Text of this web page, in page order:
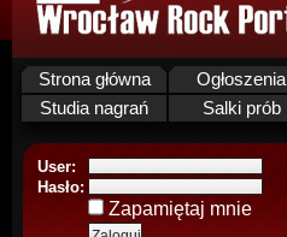
Strona główna Ogłoszenia
Studia nagrań
Salki prób
User:
Hasło:
Zapamiętaj mnie